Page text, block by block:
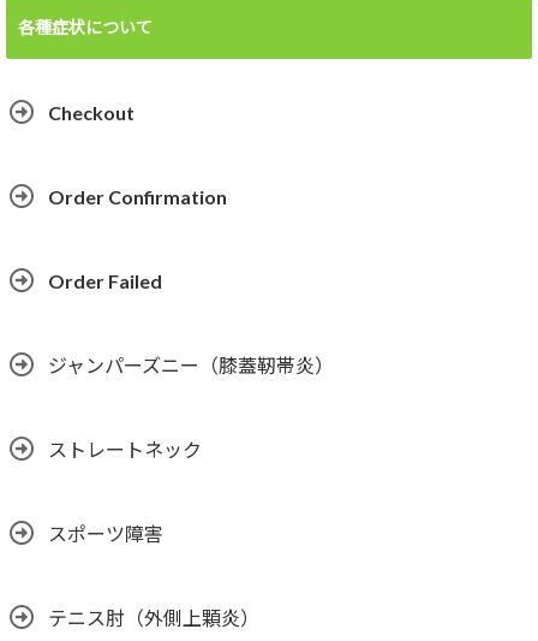
各種症状について
Checkout
Order Confirmation
Order Failed
ジャンパーズニー（膝蓋靭帯炎）
ストレートネック
スポーツ障害
テニス肘（外側上顆炎）